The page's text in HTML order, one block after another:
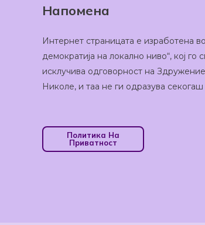
Напомена
Интернет страницата е изработена
демократија на локално ниво“, кој
исклучива одговорност на
Николе, и таа не ги одразува
Политика На
Приватност